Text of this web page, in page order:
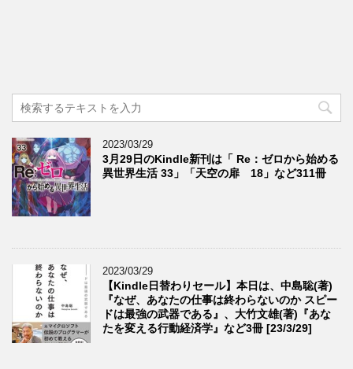
2023/03/29
3月29日のKindle新刊は「 Re：ゼロから始める
異世界生活 33」「天空の扉 18」など311冊
2023/03/29
【Kindle日替わりセール】本日は、中島聡(著)
『なぜ、あなたの仕事は終わらないのか スピー
ドは最強の武器である』、大竹文雄(著)『あな
たを変える行動経済学』など3冊 [23/3/29]